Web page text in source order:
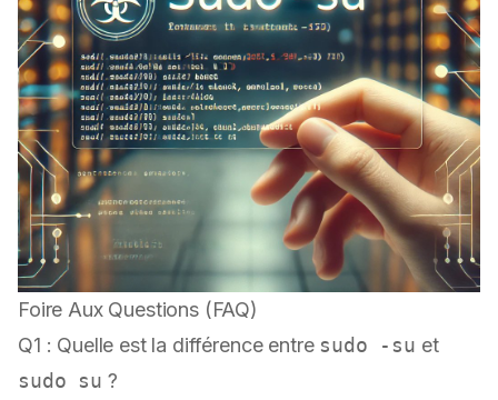
Foire Aux Questions (FAQ)
Q1 : Quelle est la différence entre sudo -su et
sudo su ?